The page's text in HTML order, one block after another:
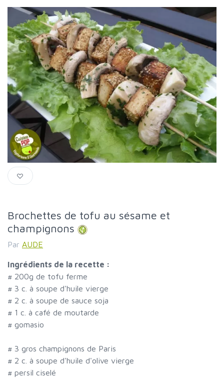
Brochettes de tofu au sésame et
champignons
Par AUDE
Ingrédients de la recette :
# 200g de tofu ferme
# 3 c. à soupe d'huile vierge
# 2 c. à soupe de sauce soja
# 1 c. à café de moutarde
# gomasio
# 3 gros champignons de Paris
# 2 c. à soupe d'huile d'olive vierge
# persil ciselé